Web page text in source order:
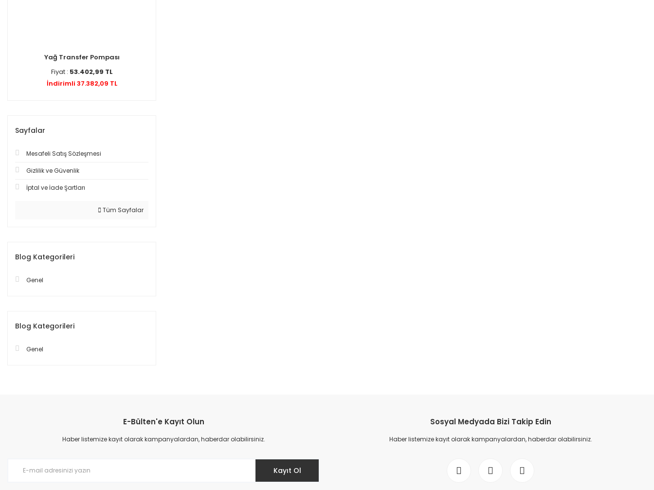
Yağ Transfer Pompası
Fiyat : 53.402,99 TL
İndirimli 37.382,09 TL
Sayfalar
Mesafeli Satış Sözleşmesi
Gizlilik ve Güvenlik
İptal ve İade Şartları
Tüm Sayfalar
Blog Kategorileri
Genel
Blog Kategorileri
Genel
E-Bülten'e Kayıt Olun
Haber listemize kayıt olarak kampanyalardan, haberdar olabilirsiniz.
Kayıt Ol
Sosyal Medyada Bizi Takip Edin
Haber listemize kayıt olarak kampanyalardan, haberdar olabilirsiniz.